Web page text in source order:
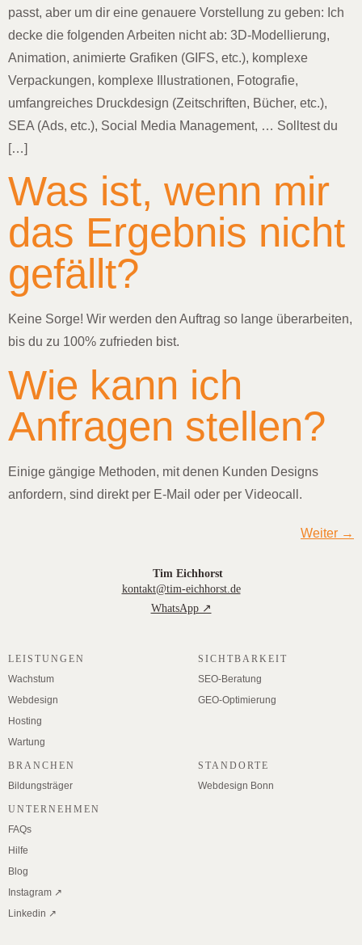
passt, aber um dir eine genauere Vorstellung zu geben: Ich
decke die folgenden Arbeiten nicht ab: 3D-Modellierung,
Animation, animierte Grafiken (GIFS, etc.), komplexe
Verpackungen, komplexe Illustrationen, Fotografie,
umfangreiches Druckdesign (Zeitschriften, Bücher, etc.),
SEA (Ads, etc.), Social Media Management, … Solltest du
[…]
Was ist, wenn mir
das Ergebnis nicht
gefällt?
Keine Sorge! Wir werden den Auftrag so lange überarbeiten,
bis du zu 100% zufrieden bist.
Wie kann ich
Anfragen stellen?
Einige gängige Methoden, mit denen Kunden Designs
anfordern, sind direkt per E-Mail oder per Videocall.
Weiter →
Tim Eichhorst
kontakt@tim-eichhorst.de
WhatsApp ↗
LEISTUNGEN
Wachstum
Webdesign
Hosting
Wartung
SICHTBARKEIT
SEO-Beratung
GEO-Optimierung
BRANCHEN
Bildungsträger
STANDORTE
Webdesign Bonn
UNTERNEHMEN
FAQs
Hilfe
Blog
Instagram ↗
Linkedin ↗